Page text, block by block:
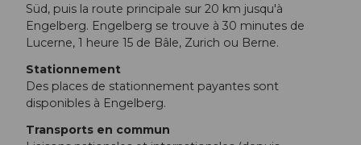
Süd, puis la route principale sur 20 km jusqu'à
Engelberg. Engelberg se trouve à 30 minutes de
Lucerne, 1 heure 15 de Bâle, Zurich ou Berne.
Stationnement
Des places de stationnement payantes sont
disponibles à Engelberg.
Transports en commun